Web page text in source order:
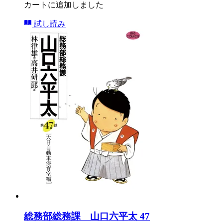
カートに追加しました
試し読み
総務部総務課 山口六平太 47